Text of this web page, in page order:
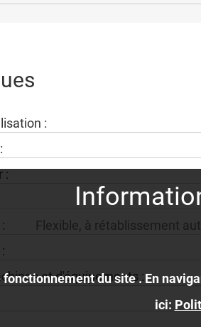
:
:
flexible, à rétablissement
et d'équipements :
du site . En
ici: